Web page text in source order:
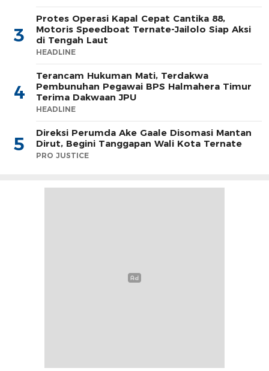
3
Protes Operasi Kapal Cepat Cantika 88,
Motoris Speedboat Ternate-Jailolo Siap Aksi
di Tengah Laut
HEADLINE
4
Terancam Hukuman Mati, Terdakwa
Pembunuhan Pegawai BPS Halmahera Timur
Terima Dakwaan JPU
HEADLINE
5
Direksi Perumda Ake Gaale Disomasi Mantan
Dirut, Begini Tanggapan Wali Kota Ternate
PRO JUSTICE